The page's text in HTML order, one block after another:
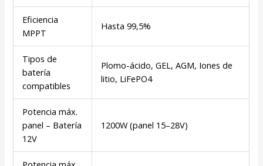
Eficiencia
MPPT
Hasta 99,5%
Tipos de
batería
compatibles
Plomo-ácido, GEL, AGM, Iones de
litio, LiFePO4
Potencia máx.
panel – Batería
12V
1200W (panel 15–28V)